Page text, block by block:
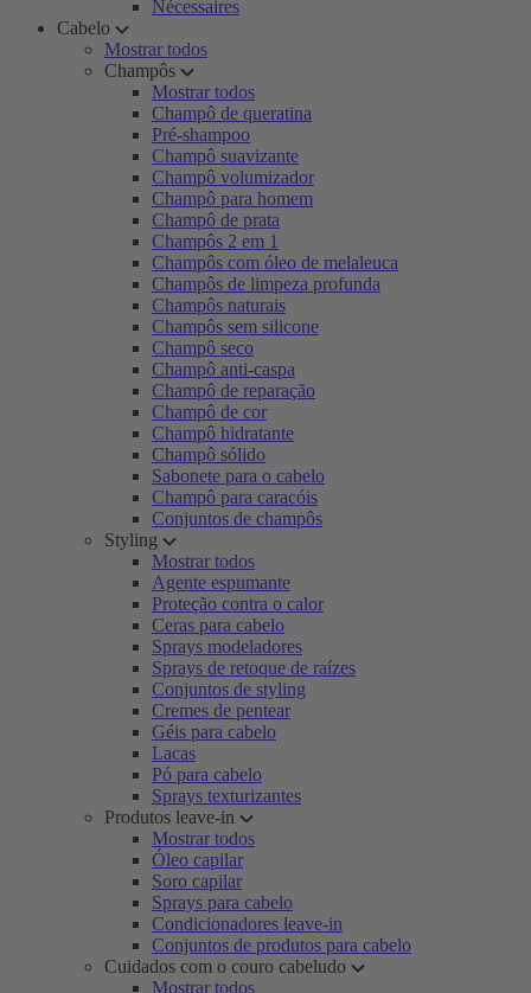
Nécessaires
Cabelo
Mostrar todos
Champôs
Mostrar todos
Champô de queratina
Pré-shampoo
Champô suavizante
Champô volumizador
Champô para homem
Champô de prata
Champôs 2 em 1
Champôs com óleo de melaleuca
Champôs de limpeza profunda
Champôs naturais
Champôs sem silicone
Champô seco
Champô anti-caspa
Champô de reparação
Champô de cor
Champô hidratante
Champô sólido
Sabonete para o cabelo
Champô para caracóis
Conjuntos de champôs
Styling
Mostrar todos
Agente espumante
Proteção contra o calor
Ceras para cabelo
Sprays modeladores
Sprays de retoque de raízes
Conjuntos de styling
Cremes de pentear
Géis para cabelo
Lacas
Pó para cabelo
Sprays texturizantes
Produtos leave-in
Mostrar todos
Óleo capilar
Soro capilar
Sprays para cabelo
Condicionadores leave-in
Conjuntos de produtos para cabelo
Cuidados com o couro cabeludo
Mostrar todos